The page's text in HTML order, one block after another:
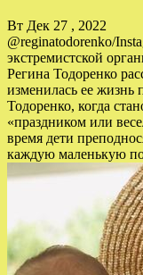
Вт Дек 27 , 2022
@reginatodorenko/
экстремистской
Регина Тодоренко
изменилась ее жизнь
Тодоренко, когда
«праздником или
время дети
каждую маленькую